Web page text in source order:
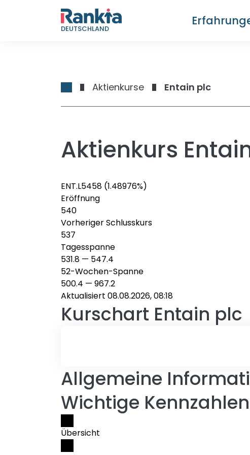
DEUTSCHLAND
Aktienkurse Entain plc
Aktienkurs
ENT.L5458 (1.48976%)
Eröffnung
540
Vorheriger Schlusskurs
537
Tagesspanne
531.8 — 547.4
52-Wochen-Spanne
500.4 — 967.2
Aktualisiert 08.08.2026, 08:18
Kurschart Entain plc
Allgemeine
Wichtige Kennzahlen
Übersicht